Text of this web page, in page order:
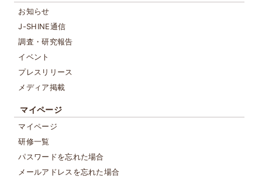
お知らせ
J-SHINE通信
調査・研究報告
イベント
プレスリリース
メディア掲載
マイページ
マイページ
研修一覧
パスワードを忘れた場合
メールアドレスを忘れた場合